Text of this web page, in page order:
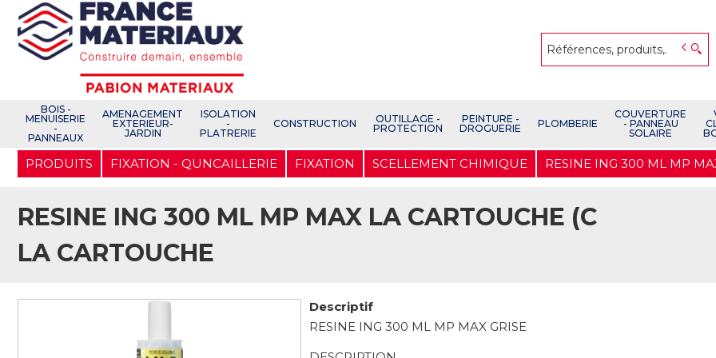
Aller
contenu
BOIS -
MENUISERIE
-
PANNEAUX
AMENAGEMENT
EXTERIEUR-
JARDIN
ISOLATION
-
PLATRERIE
CONSTRUCTION
OUTILLAGE -
PROTECTION
PEINTURE -
DROGUERIE
PLOMBERIE
COUVERTURE
- PANNEAU
SOLAIRE
PRODUITS FIXATION - QUNCAILLERIE FIXATION SCELLEMENT CHIMIQUE RESINE ING 300 ML MP
RESINE ING 300 ML MP MAX LA CARTOUCHE (C
LA CARTOUCHE
Descriptif
RESINE ING 300 ML MP MAX GRISE